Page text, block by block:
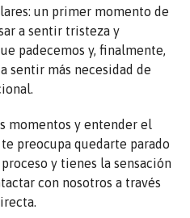
un primer momento de
a sentir tristeza y
padecemos y, finalmente,
sentir más necesidad de
momentos y entender el
preocupa quedarte parado
y tienes la sensación
con nosotros a través